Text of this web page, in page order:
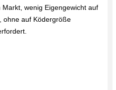
wenig Eigengewicht auf
ohne auf Ködergröße